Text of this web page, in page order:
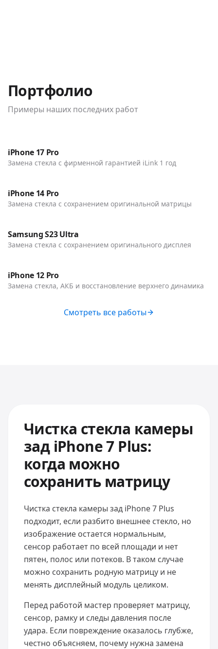
Портфолио
Примеры наших последних работ
Телефоны
iPhone 17 Pro
Замена стекла с фирменной гарантией iLink 1 год
Телефоны
До / После
iPhone 14 Pro
Замена стекла с сохранением оригинальной матрицы
Телефоны
До / После
Samsung S23 Ultra
Замена стекла с сохранением оригинального дисплея
Телефоны
До / После
iPhone 12 Pro
Замена стекла, АКБ и восстановление верхнего динамика
Смотреть все работы
Чистка стекла камеры
зад iPhone 7 Plus:
когда можно
сохранить матрицу
Чистка стекла камеры зад iPhone 7 Plus
подходит, если разбито внешнее стекло, но
изображение остается нормальным,
сенсор работает по всей площади и нет
пятен, полос или потеков. В таком случае
можно сохранить родную матрицу и не
менять дисплейный модуль целиком.
Перед работой мастер проверяет матрицу,
сенсор, рамку и следы давления после
удара. Если повреждение оказалось глубже,
честно объясняем, почему нужна замена